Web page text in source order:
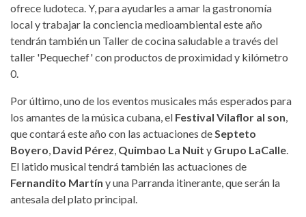
ofrece ludoteca. Y, para ayudarles a amar la gastronomía
local y trabajar la conciencia medioambiental este año
tendrán también un Taller de cocina saludable a través del
taller 'Pequechef' con productos de proximidad y kilómetro
0.
Por último, uno de los eventos musicales más esperados para
los amantes de la música cubana, el Festival Vilaflor al son,
que contará este año con las actuaciones deSepteto
Boyero, David Pérez, Quimbao La Nuit y Grupo LaCalle.
El latido musical tendrá también las actuaciones de
Fernandito Martín y una Parranda itinerante, que serán la
antesala del plato principal.